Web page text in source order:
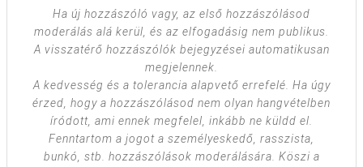
Ha új hozzászóló vagy, az első hozzászólásod
moderálás alá kerül, és az elfogadásig nem publikus.
A visszatérő hozzászólók bejegyzései automatikusan
megjelennek.
A kedvesség és a tolerancia alapvető errefelé. Ha úgy
érzed, hogy a hozzászólásod nem olyan hangvételben
íródott, ami ennek megfelel, inkább ne küldd el.
Fenntartom a jogot a személyeskedő, rasszista,
bunkó, stb. hozzászólások moderálására. Köszi a